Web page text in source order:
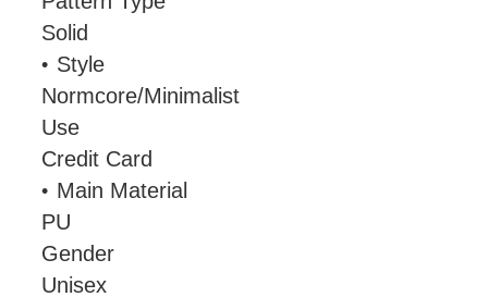
Solid
Style
Normcore/Minimalist
Use
Credit Card
Main Material
PU
Gender
Unisex